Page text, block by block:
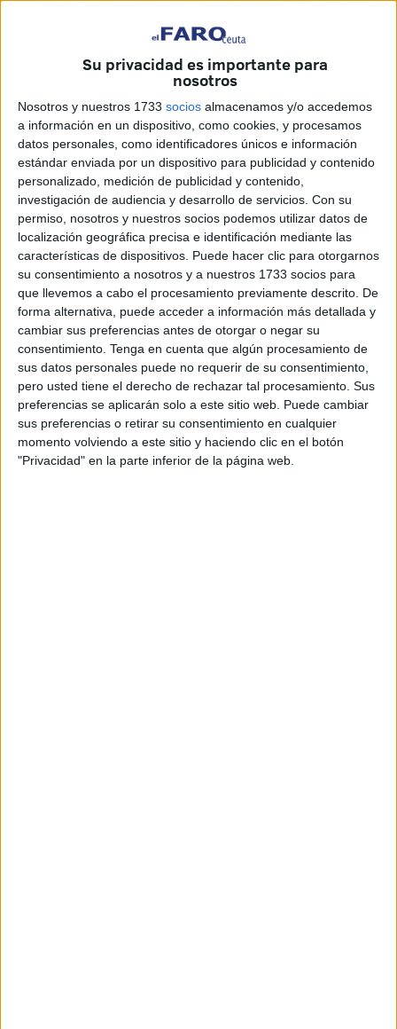
Su privacidad es importante para
nosotros
Nosotros y nuestros 1733 socios almacenamos y/o accedemos
a información en un dispositivo, como cookies, y procesamos
datos personales, como identificadores únicos e información
estándar enviada por un dispositivo para publicidad y contenido
personalizado, medición de publicidad y contenido,
investigación de audiencia y desarrollo de servicios. Con su
permiso, nosotros y nuestros socios podemos utilizar datos de
localización geográfica precisa e identificación mediante las
características de dispositivos. Puede hacer clic para otorgarnos
su consentimiento a nosotros y a nuestros 1733 socios para
que llevemos a cabo el procesamiento previamente descrito. De
forma alternativa, puede acceder a información más detallada y
cambiar sus preferencias antes de otorgar o negar su
consentimiento. Tenga en cuenta que algún procesamiento de
sus datos personales puede no requerir de su consentimiento,
pero usted tiene el derecho de rechazar tal procesamiento. Sus
preferencias se aplicarán solo a este sitio web. Puede cambiar
sus preferencias o retirar su consentimiento en cualquier
momento volviendo a este sitio y haciendo clic en el botón
"Privacidad" en la parte inferior de la página web.
Imagen de archivo
La Vicaría General de Ceuta ha comunicado los horarios
para la tradicional misa del Gallo en la medianoche del 24
de diciembre, Nochebuena, y las eucaristías que se
celebrarán el domingo 25 de diciembre, día de Navidad.
Una de las fechas más importantes y emotivas para la fe
cristiana como es el nacimiento de Jesús.
Es uno de los momentos religiosos más destacados en
unaNavidadque por fin vuelve a ser lo que era no solo en
lo festivo sino también en lo religioso. LaSanta Iglesia
Catedral, Iglesia de Áfricay todas las parroquias ceutíes
vivirán durante los próximos días una celebración cargada
de emoción en la Iglesia católica, la Natividad del Señor,
una fiesta para la comunidad cristiana en la que Cristo